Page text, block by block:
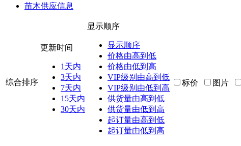
苗木供应信息
综合排序
更新时间
1天内
3天内
7天内
15天内
30天内
显示顺序
显示顺序
价格由高到低
价格由低到高
VIP级别由高到低
VIP级别由低到高
供货量由高到低
供货量由低到高
起订量由高到低
起订量由低到高
标价 图片